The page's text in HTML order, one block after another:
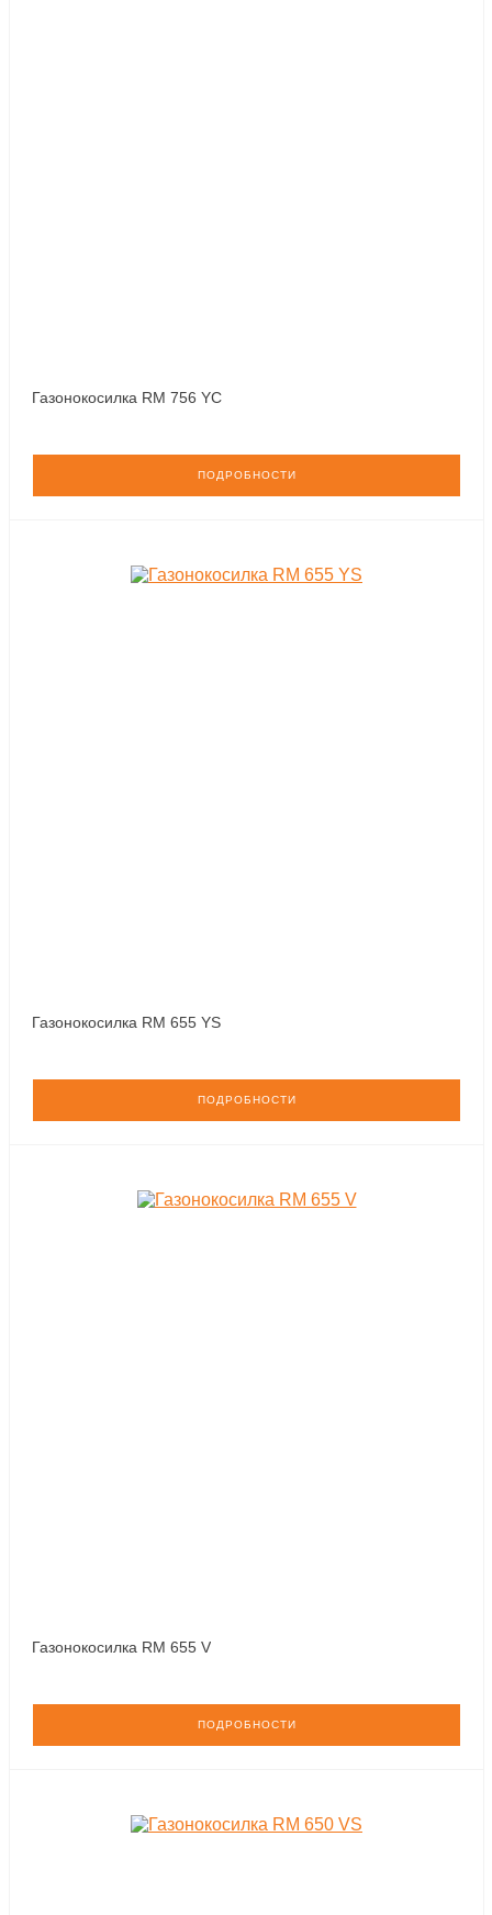
Газонокосилка RM 756 YC
ПОДРОБНОСТИ
Газонокосилка RM 655 YS
ПОДРОБНОСТИ
Газонокосилка RM 655 V
ПОДРОБНОСТИ